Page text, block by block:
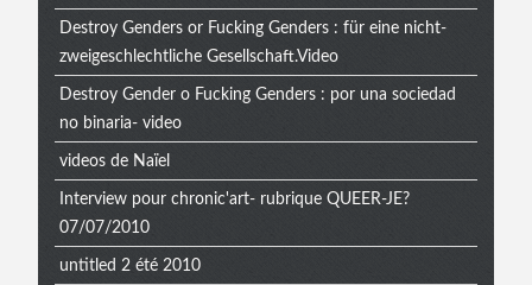
Destroy Genders or Fucking Genders : für eine nicht-
zweigeschlechtliche Gesellschaft.Video
Destroy Gender o Fucking Genders : por una sociedad
no binaria- video
videos de Naïel
Interview pour chronic'art- rubrique QUEER-JE?
07/07/2010
untitled 2 été 2010